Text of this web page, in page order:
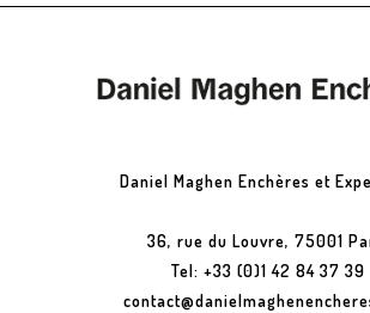
Daniel Maghen Enchères et
36, rue du Louvre, 75001
Tel: +33 (0)1 42 84 37 39